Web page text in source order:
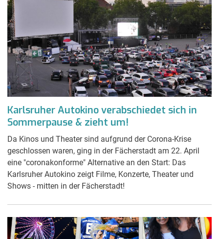
Karlsruher Autokino verabschiedet sich in
Sommerpause & zieht um!
Da Kinos und Theater sind aufgrund der Corona-Krise
geschlossen waren, ging in der Fächerstadt am 22. April
eine "coronakonforme" Alternative an den Start: Das
Karlsruher Autokino zeigt Filme, Konzerte, Theater und
Shows - mitten in der Fächerstadt!